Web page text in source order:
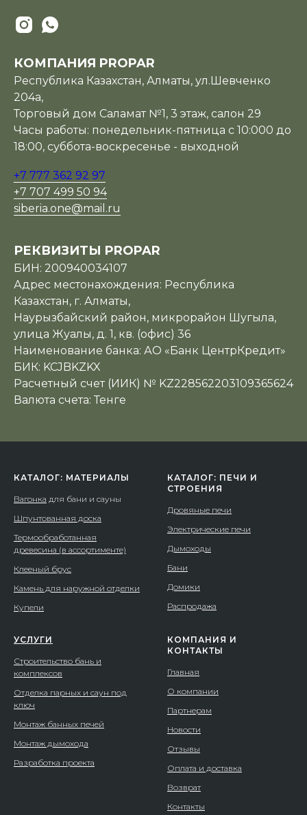
КОМПАНИЯ PROPAR
Республика Казахстан, Алматы, ул.Шевченко
204а,
Торговый дом Саламат №1, 3 этаж, салон 29
Часы работы: понедельник-пятница с 10:000 до
18:00, суббота-воскресенье - выходной
+7 777 362 92 97
+7 707 499 50 94
siberia.one@mail.ru
РЕКВИЗИТЫ PROPAR
БИН: 200940034107
Адрес местонахождения: Республика
Казахстан, г. Алматы,
Наурызбайский район, микрорайон Шугыла,
улица Жуалы, д. 1, кв. (офис) 36
Наименование банка: АО «Банк ЦентрКредит»
БИК: KCJBKZKX
Расчетный счет (ИИК) № KZ228562203109365624
Валюта счета: Тенге
КАТАЛОГ: МАТЕРИАЛЫ
Вагонка для бани и сауны
Шпунтованная доска
Термообработанная
древесина (в ассортименте)
Клееный брус
Камень для наружной отделки
Купели
КАТАЛОГ: ПЕЧИ И
СТРОЕНИЯ
Дровяные печи
Электрические печи
Дымоходы
Бани
Домики
Распродажа
УСЛУГИ
Строительство бань и
комплексов
Отделка парных и саун под
ключ
Монтаж банных печей
Монтаж дымохода
Разработка проекта
КОМПАНИЯ И
КОНТАКТЫ
Главная
О компании
Партнерам
Новости
Отзывы
Оплата и доставка
Возврат
Контакты